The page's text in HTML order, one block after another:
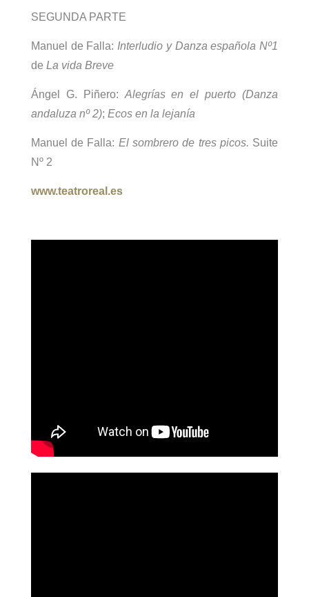
SEGUNDA PARTE
Manuel de Falla:Interludio y Danza española Nº1
de La vida Breve
Ángel G. Piñero:Alegrías en el puerto (Danza
andaluza nº 2); Ecos en la lejanía
Manuel de Falla: El sombrero de tres picos. Suite
Nº 2
www.teatroreal.es